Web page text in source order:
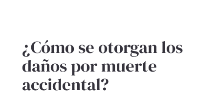
¿Cómo se otorgan los
daños por muerte
accidental?